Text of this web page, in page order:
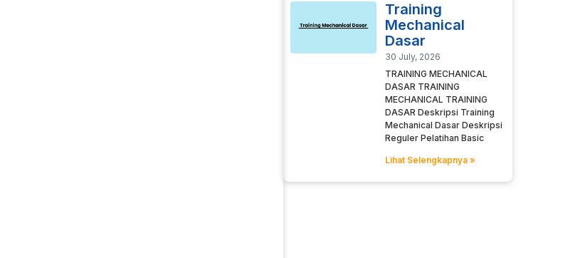
Training
Mechanical
Dasar
30 July, 2026
TRAINING MECHANICAL
DASAR TRAINING
MECHANICAL TRAINING
DASAR Deskripsi Training
Mechanical Dasar Deskripsi
Reguler Pelatihan Basic
Lihat Selengkapnya »